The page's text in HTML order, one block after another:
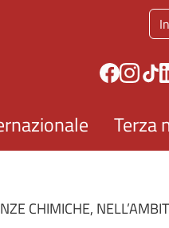
Terza
CHIMICHE,